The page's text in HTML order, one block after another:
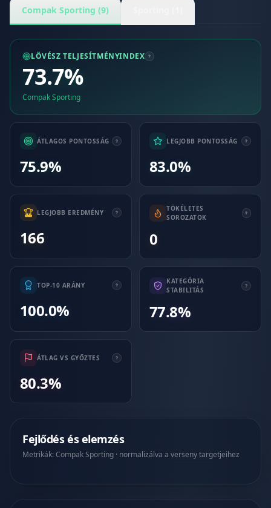
Compak Sporting (9)
LÖVÉSZ TELJESÍTMÉNYINDEX
73.7%
Compak Sporting
ÁTLAGOS PONTOSSÁG
75.9%
LEGJOBB PONTOSSÁG
83.0%
LEGJOBB EREDMÉNY
166
TÖKÉLETES
SOROZATOK
0
TOP-10 ARÁNY
100.0%
KATEGÓRIA
STABILITÁS
77.8%
ÁTLAG VS GYŐZTES
80.3%
Fejlődés és elemzés
Metrikák: Compak Sporting · normalizálva a verseny targetjeihez